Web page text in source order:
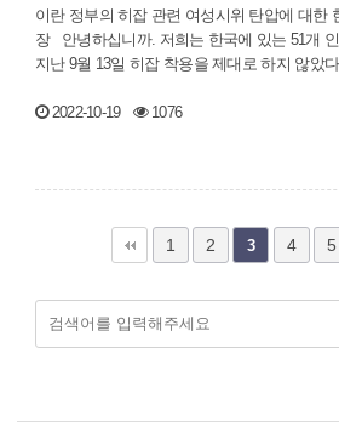
이란 정부의 히잡 관련 여성시위 탄압에 대한
장 안녕하십니까. 저희는 한국에 있는 51개 인권시민사회단체입니다.
지난 9월 13일 히잡 착용을 제대로 하지 않았
2022-10-19 1076
1 2 3 4 5